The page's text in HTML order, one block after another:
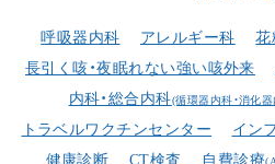
呼吸器内科 アレルギー科 花
長引く咳・夜眠れない強い咳外来
内科・総合内科(循環器内科・消化
トラベルワクチンセンター
イン
健康診断
CT検査 自費診療